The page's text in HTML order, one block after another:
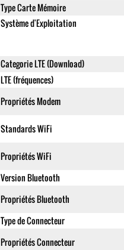
Type Carte Mémoire
Système d'Exploitation
Categorie LTE (Download)
LTE (fréquences)
Propriétés Modem
Standards WiFi
Propriétés WiFi
Version Bluetooth
Propriétés Bluetooth
Type de Connecteur
Propriétés Connecteur